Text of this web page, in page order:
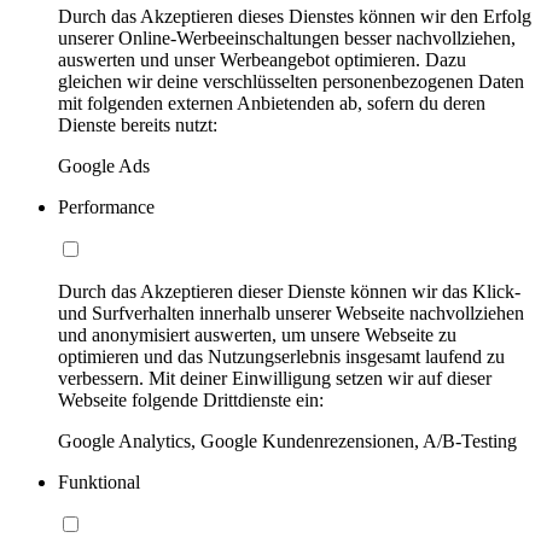
Durch das Akzeptieren dieses Dienstes können wir den Erfolg
unserer Online-Werbeeinschaltungen besser nachvollziehen,
auswerten und unser Werbeangebot optimieren. Dazu
gleichen wir deine verschlüsselten personenbezogenen Daten
mit folgenden externen Anbietenden ab, sofern du deren
Dienste bereits nutzt:
Google Ads
Performance
Durch das Akzeptieren dieser Dienste können wir das Klick-
und Surfverhalten innerhalb unserer Webseite nachvollziehen
und anonymisiert auswerten, um unsere Webseite zu
optimieren und das Nutzungserlebnis insgesamt laufend zu
verbessern. Mit deiner Einwilligung setzen wir auf dieser
Webseite folgende Drittdienste ein:
Google Analytics, Google Kundenrezensionen, A/B-Testing
Funktional